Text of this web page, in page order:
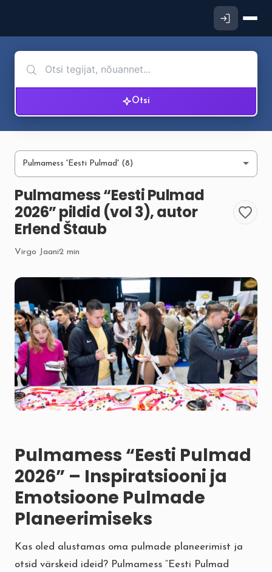
Otsi
Pulmamess “Eesti Pulmad
2026” pildid (vol 3), autor
Erlend Štaub
Virgo Jaani2 min
Pulmamess “Eesti Pulmad
2026” – Inspiratsiooni ja
Emotsioone Pulmade
Planeerimiseks
Kas oled alustamas oma pulmade planeerimist ja
otsid värskeid ideid? Pulmamess “Eesti Pulmad